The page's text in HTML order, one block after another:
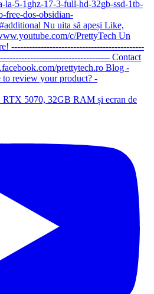
5070, 32GB RAM și ecran de